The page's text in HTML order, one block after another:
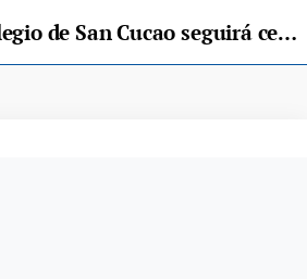
El comedor del colegio de San Cucao seguirá cerrado y las familias denuncian falta de previsión